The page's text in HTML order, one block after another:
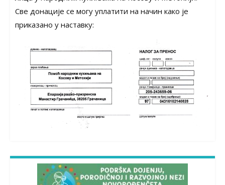
Све донације се могу уплатити на начин како је
приказано у наставку: